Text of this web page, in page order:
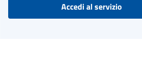
Accedi al servizio